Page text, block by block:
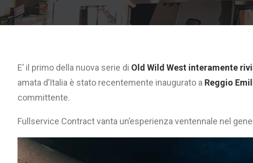
E’ il primo della nuova serie di Old Wild West interamente
amata d’Italia è stato recentemente inaugurato a Reggio
committente.
Fullservice Contract vanta un’esperienza ventennale nel